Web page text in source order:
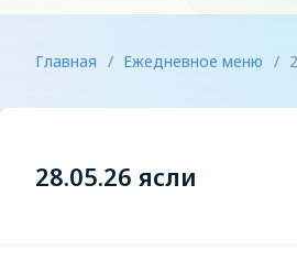
Главная / Ежедневное меню /
28.05.26 ясли